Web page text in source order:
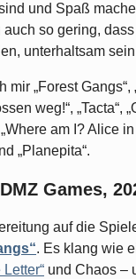
und Spaß
so gering,
unterhaltsam
„Forest Gangs“,
weg!“, „Tacta“,
am I? Alice
„Planepita“.
Games,
auf die
. Es klang wie
Letter“ und Chaos –